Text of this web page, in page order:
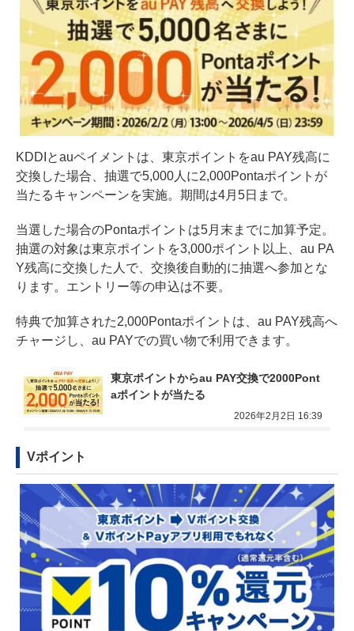
KDDIとauペイメントは、東京ポイントをau PAY残高に
交換した場合、抽選で5,000人に2,000Pontaポイントが
当たるキャンペーンを実施。期間は4月5日まで。
当選した場合のPontaポイントは5月末までに加算予定。
抽選の対象は東京ポイントを3,000ポイント以上、au PA
Y残高に交換した人で、交換後自動的に抽選へ参加とな
ります。エントリー等の申込は不要。
特典で加算された2,000Pontaポイントは、au PAY残高へ
チャージし、au PAYでの買い物で利用できます。
東京ポイントからau PAY交換で2000Pont
aポイントが当たる
2026年2月2日 16:39
Vポイント